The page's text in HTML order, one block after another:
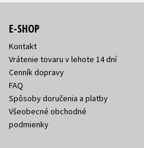
E-SHOP
Kontakt
Vrátenie tovaru v lehote 14 dní
Cenník dopravy
FAQ
Spôsoby doručenia a platby
Všeobecné obchodné
podmienky